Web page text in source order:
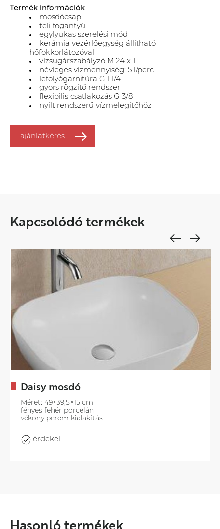
Termék információk
mosdócsap
teli fogantyú
egylyukas szerelési mód
kerámia vezérlőegység állítható
hőfokkorlátozóval
vízsugárszabályzó M 24 x 1
névleges vízmennyiség: 5 l/perc
lefolyógarnitúra G 1 1/4
gyors rögzítő rendszer
flexibilis csatlakozás G 3/8
nyílt rendszerű vízmelegítőhöz
ajánlatkérés
Kapcsolódó termékek
Daisy mosdó
Méret: 49×39,5×15 cm
fényes fehér porcelán
vékony perem kialakítás
érdekel
Hasonló termékek